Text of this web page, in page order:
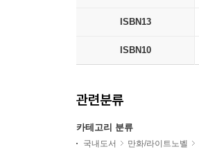
ISBN13
ISBN10
관련분류
카테고리 분류
국내도서 만화/라이트노벨